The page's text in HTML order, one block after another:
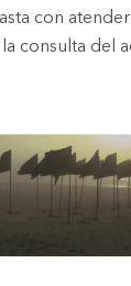
con
consulta del